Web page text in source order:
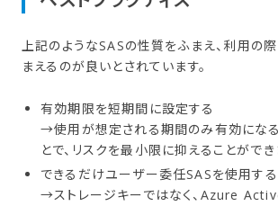
上記のようなSASの性質をふまえ、利用の
まえるのが良いとされています。
有効期限を短期間に設定する
→使用が想定される期間のみ有効にな
とで、リスクを最小限に抑えることができ
できるだけユーザー委任SASを使用する
→ストレージキーではなく、Azure